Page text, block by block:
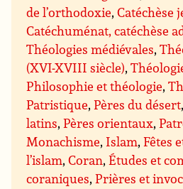
de l’orthodoxie,Catéchèse
Catéchuménat, catéchèse
Théologies médiévales,
(XVI-XVIII siècle),
Philosophie et théologie,
Patristique,Pères du désert
latins,Pères orientaux,
Monachisme, Islam,Fêtes
l’islam,Coran,Études et
coraniques,Prières et